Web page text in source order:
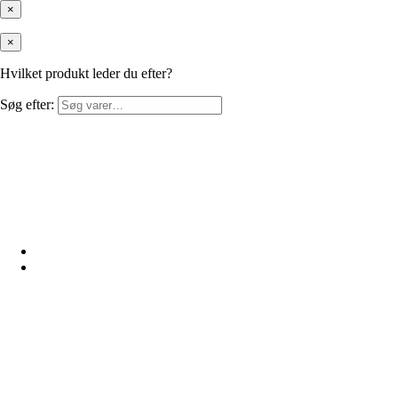
×
×
Hvilket produkt leder du efter?
Søg efter: